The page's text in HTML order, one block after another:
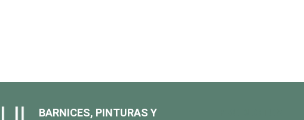
BARNICES, PINTURAS Y